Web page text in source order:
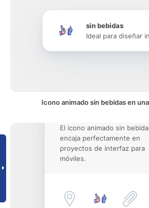
sin bebidas
Ideal para diseñar
Icono animado sin bebidas en
El icono animado sin
encaja perfectamente en
proyectos de interfaz para
móviles.